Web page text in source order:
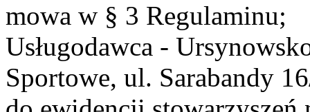
mowa w § 3 Regulaminu;
Usługodawca -
Sportowe, ul. Sarabandy